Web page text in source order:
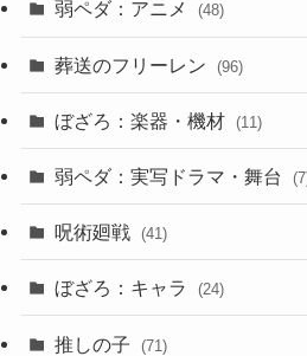
弱ペダ：アニメ (48)
葬送のフリーレン (96)
ぼざろ：楽器・機材 (11)
弱ペダ：実写ドラマ・舞台
呪術廻戦 (41)
ぼざろ：キャラ (24)
推しの子 (71)